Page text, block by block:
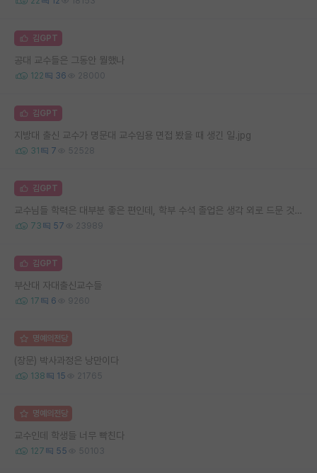
김GPT
공대 교수들은 그동안 뭘했나
122 36 28000
김GPT
지방대 출신 교수가 명문대 교수임용 면접 봤을 때 생긴 일.jpg
31 7 52528
김GPT
교수님들 학력은 대부분 좋은 편인데, 학부 수석 졸업은 생각 외로 드문 것 같음
73 57 23989
김GPT
부산대 자대출신교수들
17 6 9260
명예의전당
(장문) 박사과정은 낭만이다
138 15 21765
명예의전당
교수인데 학생들 너무 빡친다
127 55 50103